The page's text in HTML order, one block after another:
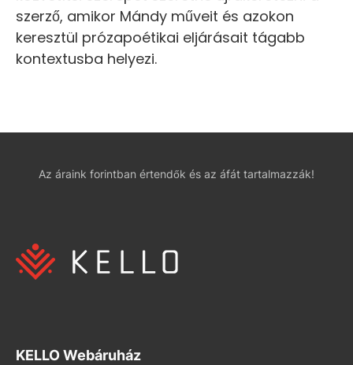
szerző, amikor Mándy műveit és azokon
keresztül prózapoétikai eljárásait tágabb
kontextusba helyezi.
Az áraink forintban értendők és az áfát tartalmazzák!
KELLO Webáruház